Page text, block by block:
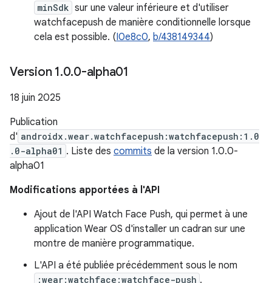
minSdk sur une valeur inférieure et d'utiliser
watchfacepush de manière conditionnelle lorsque
cela est possible. (I0e8c0, b/438149344)
Version 1.0.0-alpha01
18 juin 2025
Publication
d' androidx.wear.watchfacepush:watchfacepush:1.0
.0-alpha01 . Liste des commits de la version 1.0.0-
alpha01
Modifications apportées à l'API
Ajout de l'API Watch Face Push, qui permet à une
application Wear OS d'installer un cadran sur une
montre de manière programmatique.
L'API a été publiée précédemment sous le nom
:wear:watchface:watchface-push .